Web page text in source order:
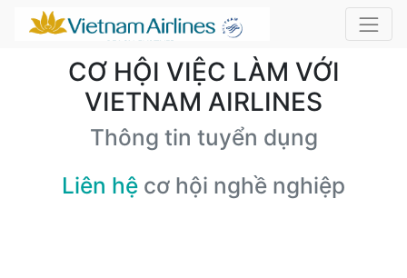
CƠ HỘI VIỆC LÀM VỚI
VIETNAM AIRLINES
Thông tin tuyển dụng
Liên hệ cơ hội nghề nghiệp